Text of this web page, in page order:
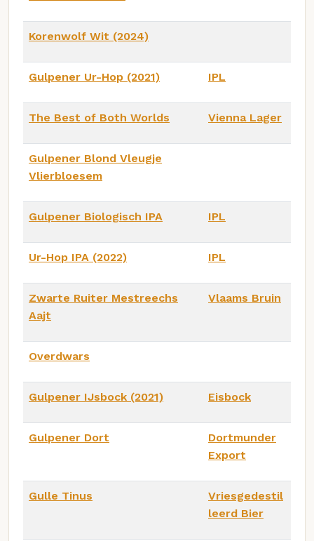
Korenwolf Wit (2024)
Gulpener Ur-Hop (2021) IPL
The Best of Both Worlds Vienna Lager
Gulpener Blond Vleugje
Vlierbloesem
Gulpener Biologisch IPA IPL
Ur-Hop IPA (2022) IPL
Zwarte Ruiter Mestreechs
Aajt
Vlaams Bruin
Overdwars
Gulpener IJsbock (2021) Eisbock
Gulpener Dort
Dortmunder
Export
Gulle Tinus
Vriesgedestil
leerd Bier